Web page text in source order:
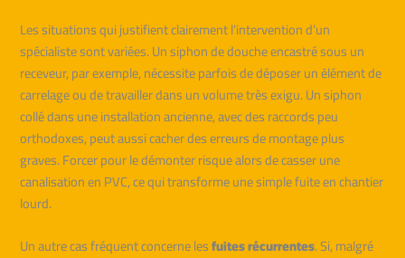
Les situations qui justifient clairement l’intervention d’un
spécialiste sont variées. Un siphon de douche encastré sous un
receveur, par exemple, nécessite parfois de déposer un élément de
carrelage ou de travailler dans un volume très exigu. Un siphon
collé dans une installation ancienne, avec des raccords peu
orthodoxes, peut aussi cacher des erreurs de montage plus
graves. Forcer pour le démonter risque alors de casser une
canalisation en PVC, ce qui transforme une simple fuite en chantier
lourd.
Un autre cas fréquent concerne lesfuites récurrentes. Si, malgré